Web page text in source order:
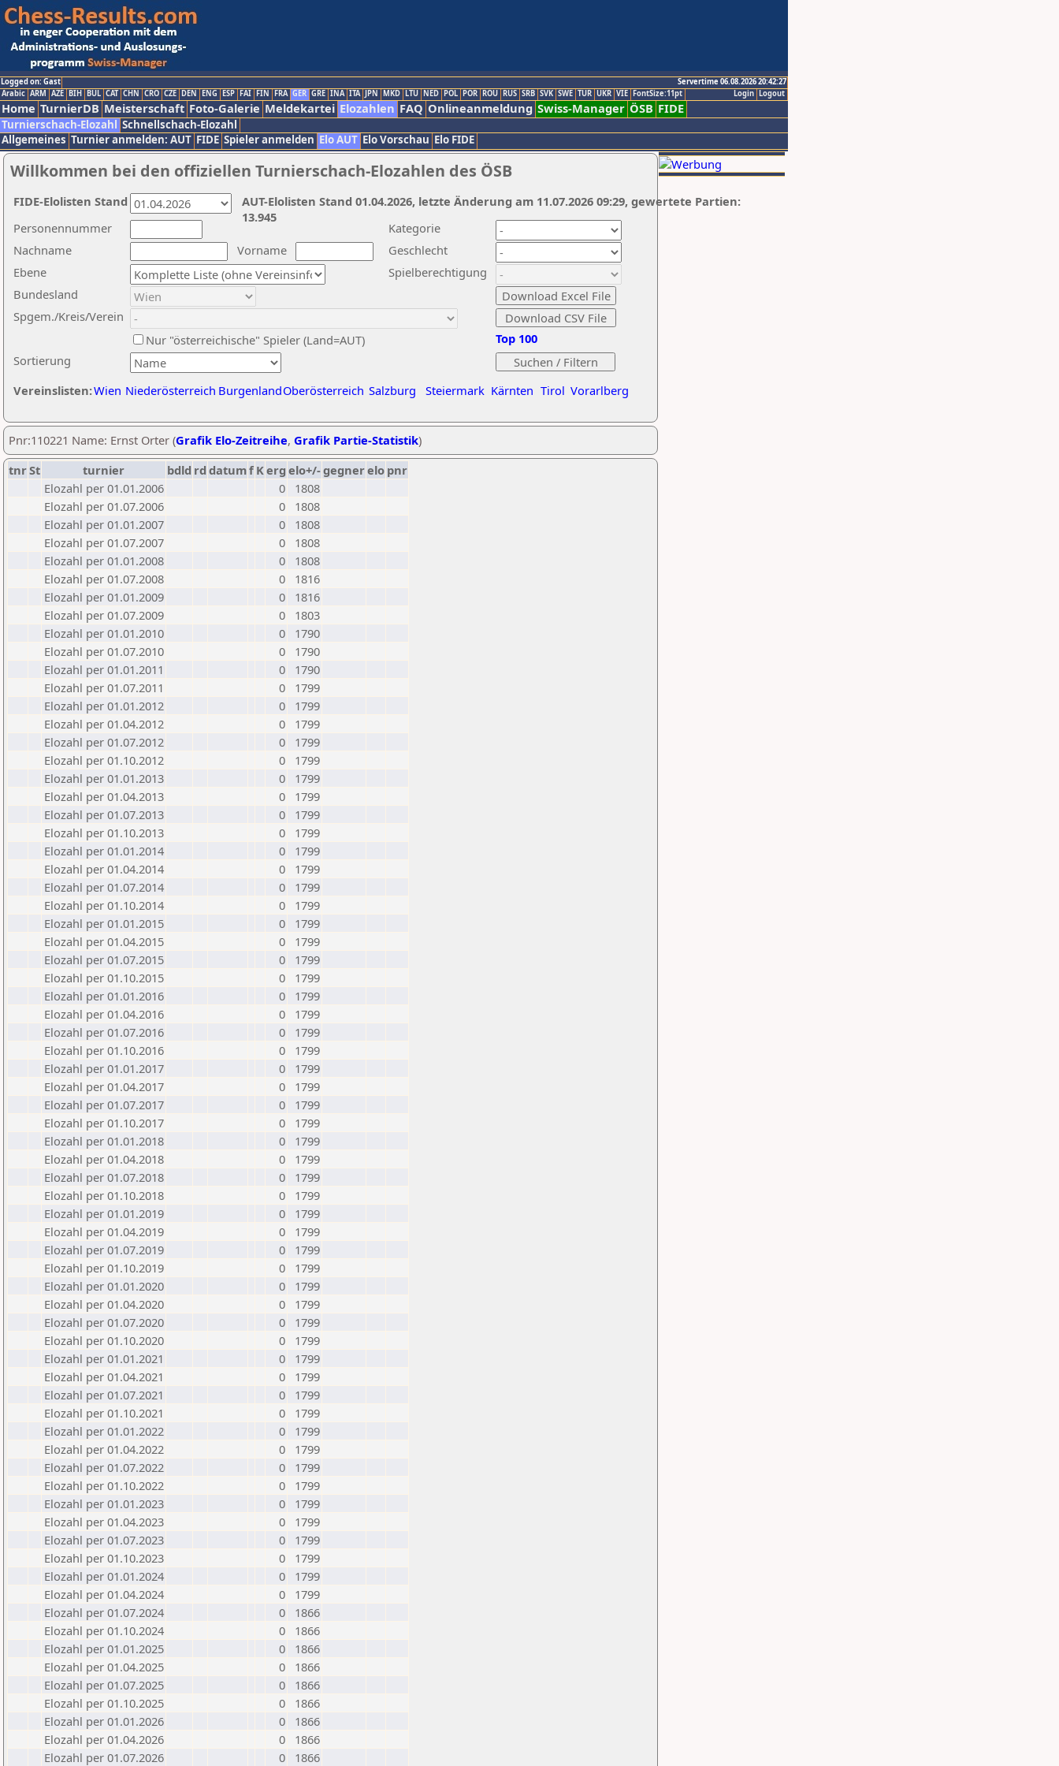
Logged on: Gast
Servertime 06.08.2026 20:42:27
Logout
Login
Arabic ARM AZE BIH BUL CAT CHN CRO CZE DEN ENG ESP FAI FIN FRA GER GRE INA ITA JPN MKD LTU NED POL POR ROU RUS SRB SVK SWE TUR UKR VIE FontSize:11pt
Home TurnierDB Meisterschaft Foto-Galerie Meldekartei Elozahlen FAQ Onlineanmeldung Swiss-Manager ÖSB FIDE
Turnierschach-Elozahl Schnellschach-Elozahl
Allgemeines Turnier anmelden: AUT FIDE Spieler anmelden Elo AUT Elo Vorschau Elo FIDE
Willkommen bei den offiziellen Turnierschach-Elozahlen des ÖSB
Nachname
Vorname
Ebene
Kategorie
Sortierung
Personennummer
Bundesland
Spgem./Kreis/Verein
Geschlecht
Nur "österreichische" Spieler (Land=AUT)
Spielberechtigung
Vereinslisten:Wien Niederösterreich BurgenlandOberösterreich Salzburg Steiermark Kärnten Tirol Vorarlberg
Top 100
AUT-Elolisten Stand 01.04.2026, letzte Änderung am 11.07.2026 09:29, gewertete Partien:
13.945
FIDE-Elolisten Stand
Pnr:110221 Name: Ernst Orter (Grafik Elo-Zeitreihe, Grafik Partie-Statistik)
tnrSt turnier bdld rd datumf Kerg elo+/-gegnerelo pnr
Elozahl per 01.01.2006
0
1808
Elozahl per 01.07.2006
0
1808
Elozahl per 01.01.2007
0
1808
Elozahl per 01.07.2007
0
1808
Elozahl per 01.01.2008
0
1808
Elozahl per 01.07.2008
0
1816
Elozahl per 01.01.2009
0
1816
Elozahl per 01.07.2009
0
1803
Elozahl per 01.01.2010
0
1790
Elozahl per 01.07.2010
0
1790
Elozahl per 01.01.2011
0
1790
Elozahl per 01.07.2011
0
1799
Elozahl per 01.01.2012
0
1799
Elozahl per 01.04.2012
0
1799
Elozahl per 01.07.2012
0
1799
Elozahl per 01.10.2012
0
1799
Elozahl per 01.01.2013
0
1799
Elozahl per 01.04.2013
0
1799
Elozahl per 01.07.2013
0
1799
Elozahl per 01.10.2013
0
1799
Elozahl per 01.01.2014
0
1799
Elozahl per 01.04.2014
0
1799
Elozahl per 01.07.2014
0
1799
Elozahl per 01.10.2014
0
1799
Elozahl per 01.01.2015
0
1799
Elozahl per 01.04.2015
0
1799
Elozahl per 01.07.2015
0
1799
Elozahl per 01.10.2015
0
1799
Elozahl per 01.01.2016
0
1799
Elozahl per 01.04.2016
0
1799
Elozahl per 01.07.2016
0
1799
Elozahl per 01.10.2016
0
1799
Elozahl per 01.01.2017
0
1799
Elozahl per 01.04.2017
0
1799
Elozahl per 01.07.2017
0
1799
Elozahl per 01.10.2017
0
1799
Elozahl per 01.01.2018
0
1799
Elozahl per 01.04.2018
0
1799
Elozahl per 01.07.2018
0
1799
Elozahl per 01.10.2018
0
1799
Elozahl per 01.01.2019
0
1799
Elozahl per 01.04.2019
0
1799
Elozahl per 01.07.2019
0
1799
Elozahl per 01.10.2019
0
1799
Elozahl per 01.01.2020
0
1799
Elozahl per 01.04.2020
0
1799
Elozahl per 01.07.2020
0
1799
Elozahl per 01.10.2020
0
1799
Elozahl per 01.01.2021
0
1799
Elozahl per 01.04.2021
0
1799
Elozahl per 01.07.2021
0
1799
Elozahl per 01.10.2021
0
1799
Elozahl per 01.01.2022
0
1799
Elozahl per 01.04.2022
0
1799
Elozahl per 01.07.2022
0
1799
Elozahl per 01.10.2022
0
1799
Elozahl per 01.01.2023
0
1799
Elozahl per 01.04.2023
0
1799
Elozahl per 01.07.2023
0
1799
Elozahl per 01.10.2023
0
1799
Elozahl per 01.01.2024
0
1799
Elozahl per 01.04.2024
0
1799
Elozahl per 01.07.2024
0
1866
Elozahl per 01.10.2024
0
1866
Elozahl per 01.01.2025
0
1866
Elozahl per 01.04.2025
0
1866
Elozahl per 01.07.2025
0
1866
Elozahl per 01.10.2025
0
1866
Elozahl per 01.01.2026
0
1866
Elozahl per 01.04.2026
0
1866
Elozahl per 01.07.2026
0 1866